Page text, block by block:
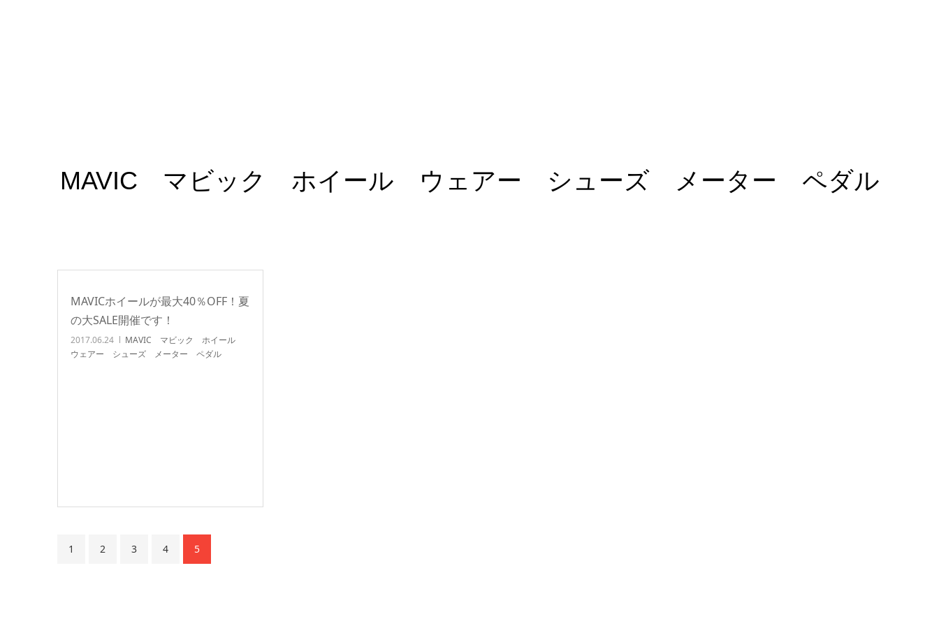
MAVIC マビック ホイール ウェアー シューズ メーター ペダル
MAVICホイールが最大40％OFF！夏
の大SALE開催です！
2017.06.24
MAVIC マビック ホイール
ウェアー シューズ メーター ペダル
1 2 3 4 5